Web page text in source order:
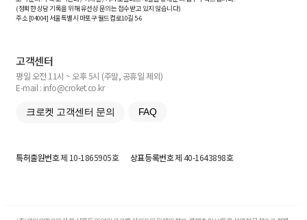
(정확한 상담 기록을 위해 유선상 문의는 접수받고 있지 않습니다)
주소 [04004] 서울특별시 마포구 월드컵로10길5-6
고객센터
평일 오전 11시 ~ 오후 5시 (주말, 공휴일 제외)
E-mail : info@croket.co.kr
크로켓 고객센터 문의 FAQ
특허출원번호제 10-1865905호 상표등록번호제 40-1643898호